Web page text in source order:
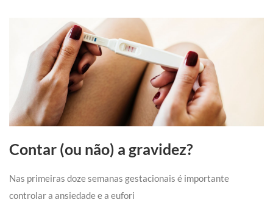
Contar (ou não) a gravidez?
Nas primeiras doze semanas gestacionais é importante
controlar a ansiedade e a eufori